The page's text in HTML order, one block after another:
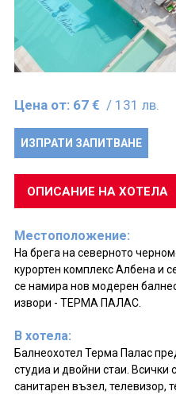
Цена от: 67 € / 131 лв.
ИЗПРАТИ ЗАПИТВАНЕ
ОПИСАНИЕ НА ХОТЕЛА
Местоположение:
На брега на северното
курортен комплекс Албена и
се намира нов модерен
извори - ТЕРМА ПАЛАС.
В хотела:
Балнеохотел Терма Палас
студиа и двойни стаи. Всички
санитарен възел, телевизор,